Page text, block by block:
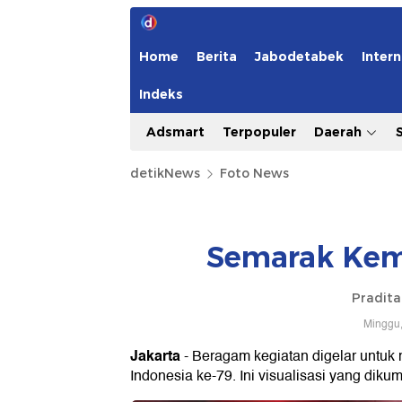
Home Berita Jabodetabek
Indeks
Adsmart Terpopuler Daerah
detikNews Foto News
Semarak
Jakarta- Beragam kegiatan digelar
Indonesia ke-79. Ini visualisasi yang